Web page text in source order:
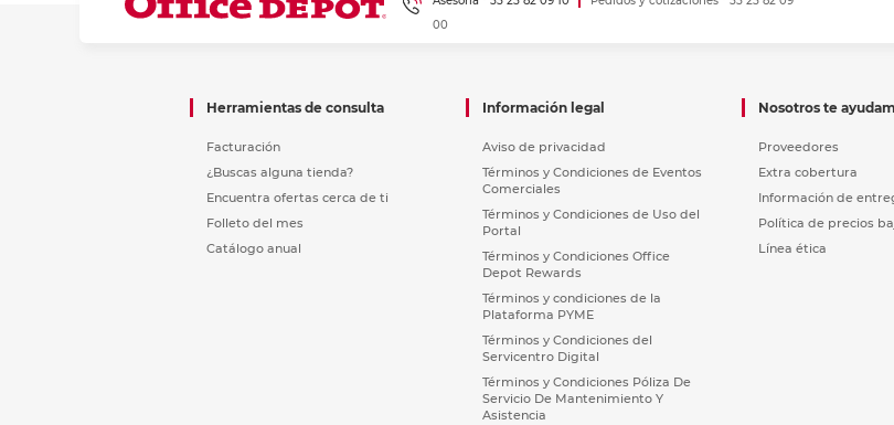
00
Herramientas de consulta
Facturación
¿Buscas alguna tienda?
Encuentra ofertas cerca de ti
Folleto del mes
Catálogo anual
Información legal
Aviso de privacidad
Términos y Condiciones de Eventos
Comerciales
Términos y Condiciones de Uso del
Portal
Términos y Condiciones Office
Depot Rewards
Términos y condiciones de la
Plataforma PYME
Términos y Condiciones del
Servicentro Digital
Términos y Condiciones Póliza De
Servicio De Mantenimiento Y
Asistencia
Nosotros te
Proveedores
Extra cobertura
Información de
Política de precios
Línea ética